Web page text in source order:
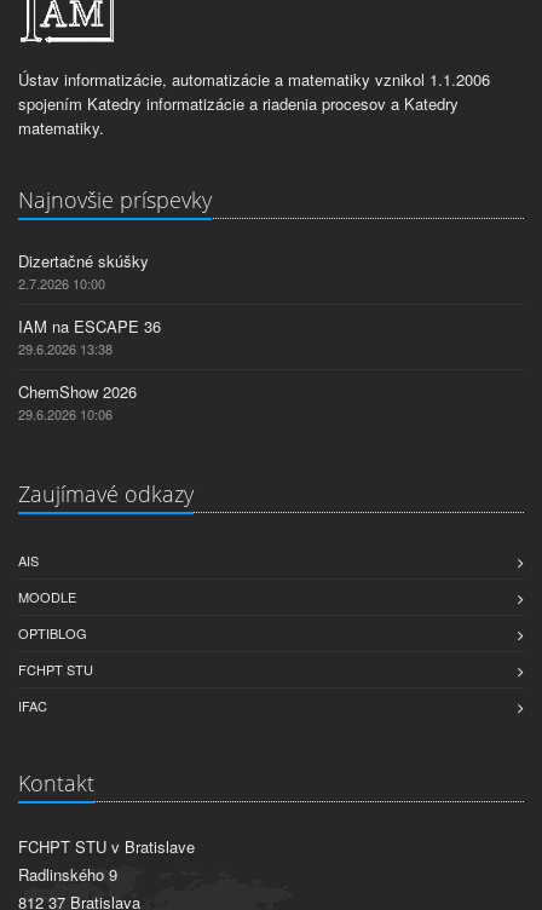
Ústav informatizácie, automatizácie a matematiky vznikol 1.1.2006
spojením Katedry informatizácie a riadenia procesov a Katedry
matematiky.
Najnovšie príspevky
Dizertačné skúšky
2.7.2026 10:00
IAM na ESCAPE 36
29.6.2026 13:38
ChemShow 2026
29.6.2026 10:06
Zaujímavé odkazy
AIS
MOODLE
OPTIBLOG
FCHPT STU
IFAC
Kontakt
FCHPT STU v Bratislave
Radlinského 9
812 37 Bratislava